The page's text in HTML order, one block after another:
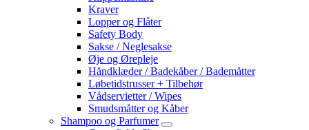
Kraver
Lopper og Flåter
Safety Body
Sakse / Neglesakse
Øje og Ørepleje
Håndklæder / Badekåber / Bademåtter
Løbetidstrusser + Tilbehør
Vådservietter / Wipes
Smudsmåtter og Kåber
Shampoo og Parfumer